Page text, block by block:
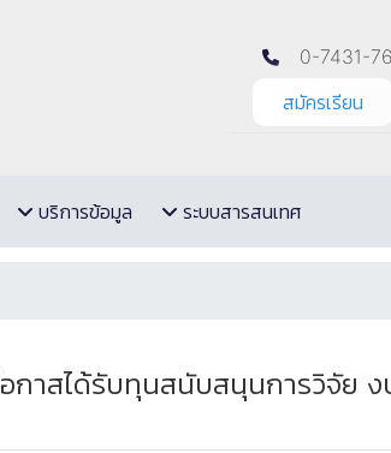
0-7431-
สมัครเรียน
บริการข้อมูล ระบบสารสนเทศ
าสได้รับทุนสนับสนุนการวิจัย